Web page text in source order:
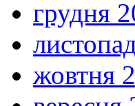
грудня
жовтня